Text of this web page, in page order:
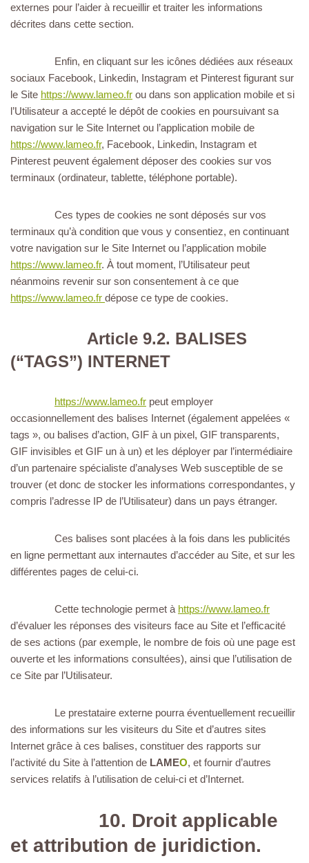
externes pour l’aider à recueillir et traiter les informations
décrites dans cette section.
Enfin, en cliquant sur les icônes dédiées aux réseaux
sociaux Facebook, Linkedin, Instagram et Pinterest figurant sur
le Site https://www.lameo.fr ou dans son application mobile et si
l’Utilisateur a accepté le dépôt de cookies en poursuivant sa
navigation sur le Site Internet ou l’application mobile de
https://www.lameo.fr, Facebook, Linkedin, Instagram et
Pinterest peuvent également déposer des cookies sur vos
terminaux (ordinateur, tablette, téléphone portable).
Ces types de cookies ne sont déposés sur vos
terminaux qu’à condition que vous y consentiez, en continuant
votre navigation sur le Site Internet ou l’application mobile
https://www.lameo.fr. À tout moment, l’Utilisateur peut
néanmoins revenir sur son consentement à ce que
https://www.lameo.fr dépose ce type de cookies.
Article 9.2. BALISES
(“TAGS”) INTERNET
https://www.lameo.fr peut employer
occasionnellement des balises Internet (également appelées «
tags », ou balises d’action, GIF à un pixel, GIF transparents,
GIF invisibles et GIF un à un) et les déployer par l’intermédiaire
d’un partenaire spécialiste d’analyses Web susceptible de se
trouver (et donc de stocker les informations correspondantes, y
compris l’adresse IP de l’Utilisateur) dans un pays étranger.
Ces balises sont placées à la fois dans les publicités
en ligne permettant aux internautes d’accéder au Site, et sur les
différentes pages de celui-ci.
Cette technologie permet à https://www.lameo.fr
d’évaluer les réponses des visiteurs face au Site et l’efficacité
de ses actions (par exemple, le nombre de fois où une page est
ouverte et les informations consultées), ainsi que l’utilisation de
ce Site par l’Utilisateur.
Le prestataire externe pourra éventuellement recueillir
des informations sur les visiteurs du Site et d’autres sites
Internet grâce à ces balises, constituer des rapports sur
l’activité du Site à l’attention de LAMEO, et fournir d’autres
services relatifs à l’utilisation de celui-ci et d’Internet.
10. Droit applicable
et attribution de juridiction.